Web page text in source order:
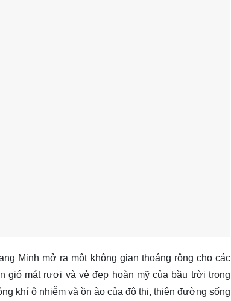
Minh mở ra một không gian thoáng rộng cho các
gió mát rượi và vẻ đẹp hoàn mỹ của bầu trời trong
khí ô nhiễm và ồn ào của đô thị, thiên đường sống